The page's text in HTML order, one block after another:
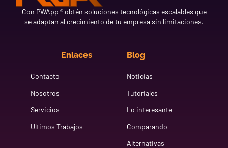
Con PWApp ® obtén soluciones tecnológicas escalables que
se adaptan al crecimiento de tu empresa sin limitaciones.
Enlaces
Contacto
Nosotros
Servicios
Ultimos Trabajos
Blog
Noticias
Tutoriales
Lo interesante
Comparando
Alternativas